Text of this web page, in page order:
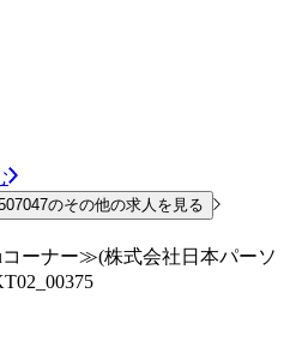
のその他の求人を見る
ーナー≫(株式会社日本パーソ